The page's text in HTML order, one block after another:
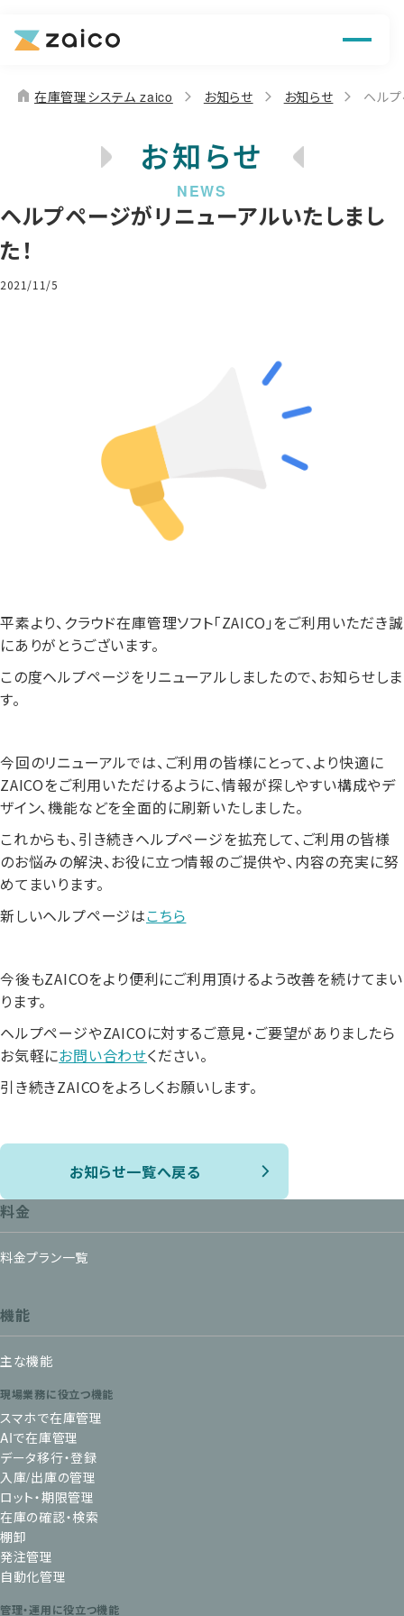
機能
お役立ち情報
home 在庫管理システム zaico お知らせ お知らせ ヘル
お知らせ
ヘルプページがリニューアルいたしまし
た！
2021/11/5
平素より、クラウド在庫管理ソフト「ZAICO」をご利用いただき誠
にありがとうございます。
この度ヘルプページをリニューアルしましたので、お知らせしま
す。
今回のリニューアルでは、ご利用の皆様にとって、より快適に
ZAICOをご利用いただけるように、情報が探しやすい構成やデ
ザイン、機能などを全面的に刷新いたしました。
これからも、引き続きヘルプページを拡充して、ご利用の皆様
のお悩みの解決、お役に立つ情報のご提供や、内容の充実に努
めてまいります。
新しいヘルプページはこちら
今後もZAICOをより便利にご利用頂けるよう改善を続けてまい
ります。
ヘルプページやZAICOに対するご意見・ご要望がありましたら
お気軽にお問い合わせください。
引き続きZAICOをよろしくお願いします。
お知らせ一覧へ戻る
料金
料金プラン一覧
機能
主な機能
現場業務に役立つ機能
スマホで在庫管理
AIで在庫管理
データ移行・登録
入庫/出庫の管理
ロット・期限管理
在庫の確認・検索
棚卸
発注管理
自動化管理
管理・運用に役立つ機能